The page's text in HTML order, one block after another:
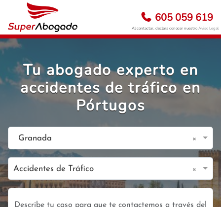
605 059 619
Al contactar, declara conocer nuestroAviso Legal
Tu abogado experto en
accidentes de tráfico en
Pórtugos
Granada ×
Accidentes de Tráfico ×